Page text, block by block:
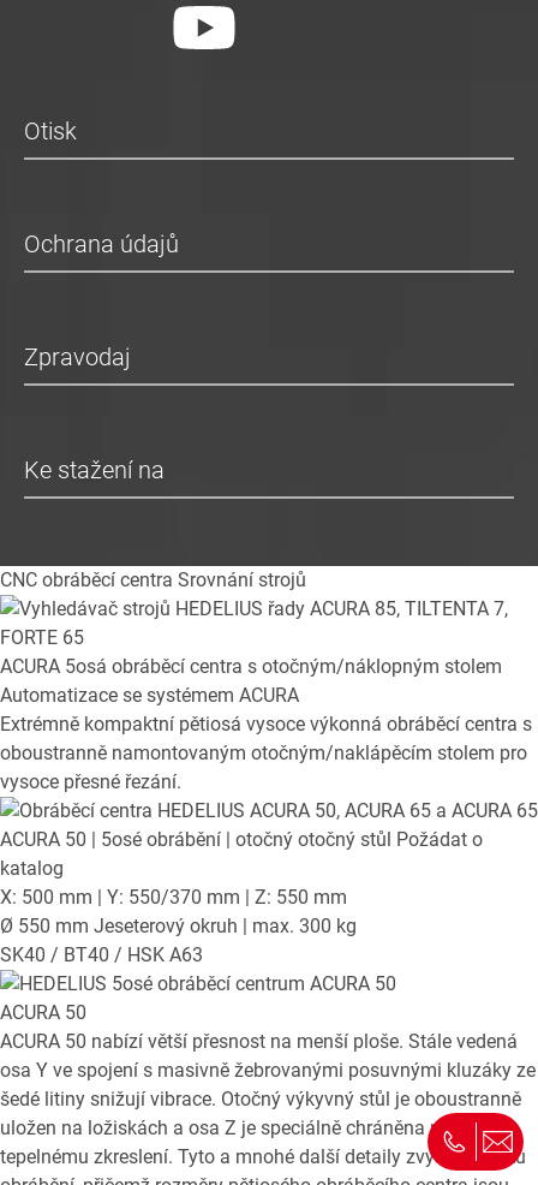
Otisk
Ochrana údajů
Zpravodaj
Ke stažení na
CNC obráběcí centra Srovnání strojů
ACURA 5osá obráběcí centra s otočným/náklopným stolem
Automatizace se systémem ACURA
Extrémně kompaktní pětiosá vysoce výkonná obráběcí centra s
oboustranně namontovaným otočným/naklápěcím stolem pro
vysoce přesné řezání.
ACURA 50 | 5osé obrábění | otočný otočný stůl Požádat o
katalog
X: 500 mm | Y: 550/370 mm | Z: 550 mm
Ø 550 mm Jeseterový okruh | max. 300 kg
SK40 / BT40 / HSK A63
ACURA 50
ACURA 50 nabízí větší přesnost na menší ploše. Stále vedená
osa Y ve spojení s masivně žebrovanými posuvnými kluzáky ze
šedé litiny snižují vibrace. Otočný výkyvný stůl je oboustranně
uložen na ložiskách a osa Z je speciálně chráněna proti
tepelnému zkreslení. Tyto a mnohé další detaily zvyšují kvalitu